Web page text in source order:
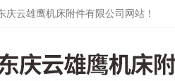
庆云雄鹰机床附件有限公司网站！